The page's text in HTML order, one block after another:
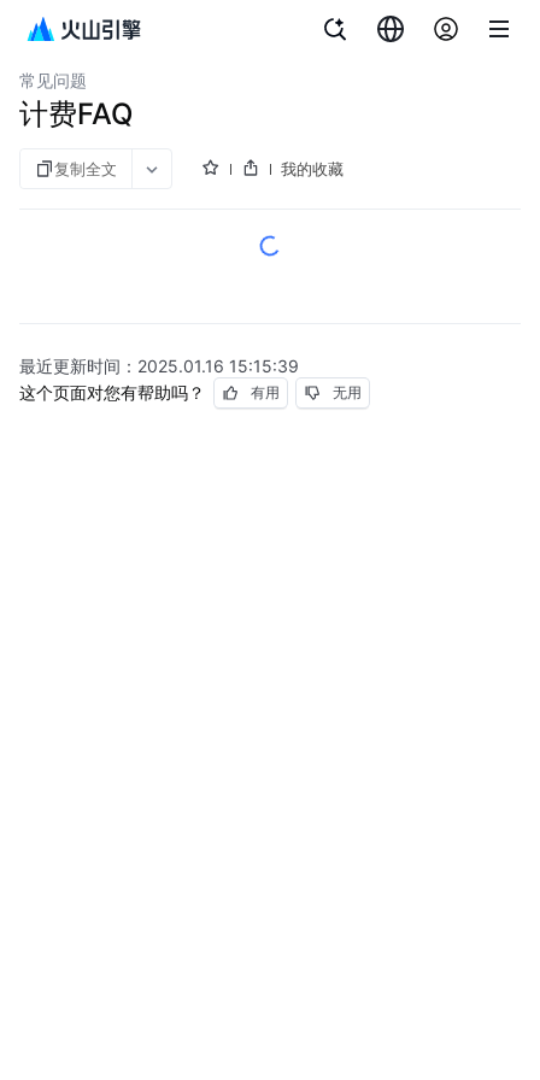
云企业网
常见问题
计费FAQ
复制全文 我的收藏
最近更新时间： 2025.01.16 15:15:39
这个页面对您有帮助吗？
有用 无用